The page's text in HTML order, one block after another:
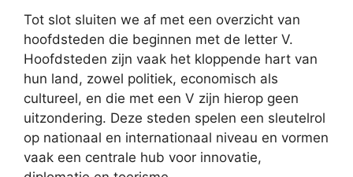
Tot slot sluiten we af met een overzicht van
hoofdsteden die beginnen met de letter V.
Hoofdsteden zijn vaak het kloppende hart van
hun land, zowel politiek, economisch als
cultureel, en die met een V zijn hierop geen
uitzondering. Deze steden spelen een sleutelrol
op nationaal en internationaal niveau en vormen
vaak een centrale hub voor innovatie,